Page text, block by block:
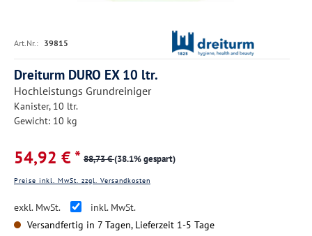
Art.Nr.: 39815
Dreiturm DURO EX 10 ltr.
Hochleistungs Grundreiniger
Kanister, 10 ltr.
Gewicht: 10 kg
54,92 € * 88,73 €(38.1% gespart)
Preise inkl. MwSt. zzgl. Versandkosten
exkl. MwSt.
inkl. MwSt.
Versandfertig in 7 Tagen, Lieferzeit 1-5 Tage